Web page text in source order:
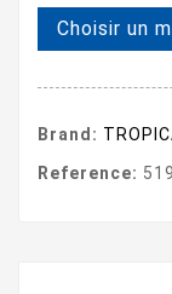
Choisir un
Brand:
Reference: